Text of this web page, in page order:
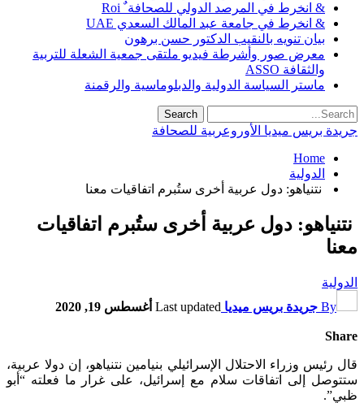
& انخرط في المرصد الدولي للصحافة ٌ Roi
& انخرط في جامعة عبد المالك السعدي UAE
بيان تنويه بالنقيب الدكتور حسن برهون
معرض صور وأشرطة فيديو ملتقى جمعية الشعلة للتربية
والثقافة ASSO
ماستر السياسة الدولية والدبلوماسية والرقمنة
جريدة بريس ميديا الأوروعربية للصحافة
Home
الدولية
‏ ‏نتنياهو: دول عربية أخرى ستُبرم اتفاقيات معنا
‏ ‏نتنياهو: دول عربية أخرى ستُبرم اتفاقيات
معنا
الدولية
By جريدة بريس ميديا Last updated أغسطس 19, 2020
Share
قال رئيس وزراء الاحتلال الإسرائيلي بنيامين نتنياهو، إن دولا عربية،
ستتوصل إلى اتفاقات سلام مع إسرائيل، على غرار ما فعلته “أبو
ظبي”.